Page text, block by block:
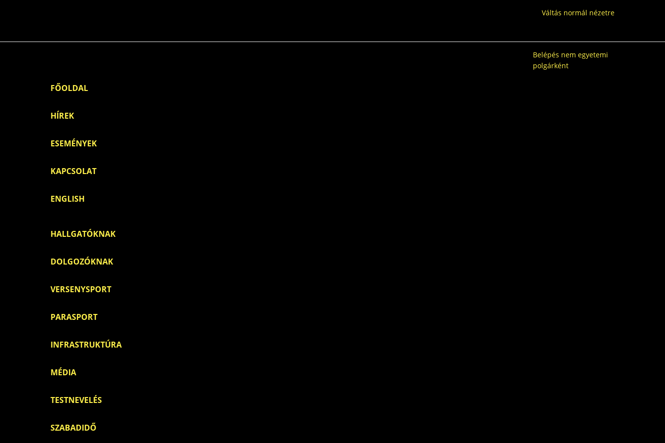
Váltás normál nézetre
FŐOLDAL
HÍREK
ESEMÉNYEK
KAPCSOLAT
ENGLISH
HALLGATÓKNAK
DOLGOZÓKNAK
VERSENYSPORT
PARASPORT
INFRASTRUKTÚRA
MÉDIA
TESTNEVELÉS
SZABADIDŐ
Belépés nem egyetemi
polgárként